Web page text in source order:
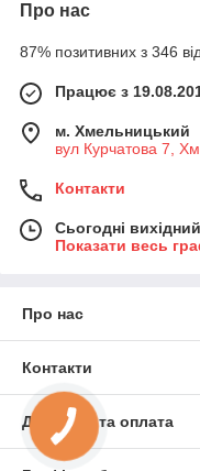
Про нас
87% позитивних з 346
Працює з
м. Хмельницький
вул Курчатова 7,
Контакти
Сьогодні вихідний
Показати весь
Про нас
Контакти
Доставка та оплата